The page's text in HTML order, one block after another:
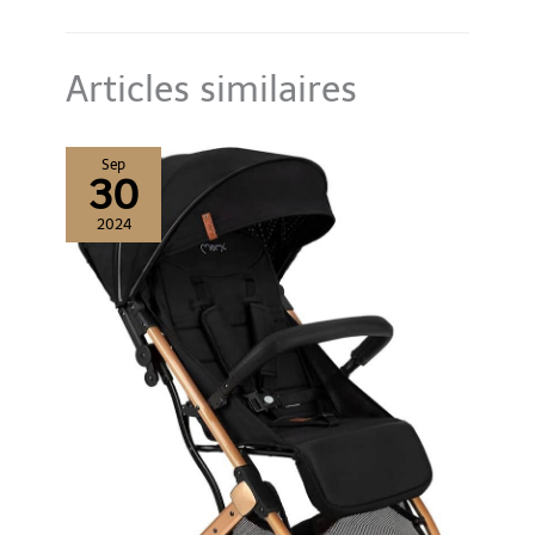
spacieux de la poussette
canne, offrant beaucoup
se détendre pendant les
promenades. Le
rembourrage doux
fournit un soutien doux
pour le corps délicat de
votre bébé, tandis que le
dossier réglable permet
à votre bébé de trouver
la position d'inclinaison
parfaite pour la sieste ou
s'asseoir pour explorer
leur environnement.
【Visibilité Améliorée et
Paysage Elevé】 Élevant
votre bébé au-dessus du
sol, cette poussette trio
Articles similaires
Sep
30
2024